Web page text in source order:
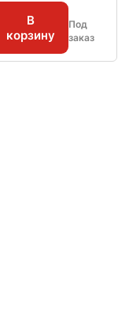
В
корзину
Под
заказ